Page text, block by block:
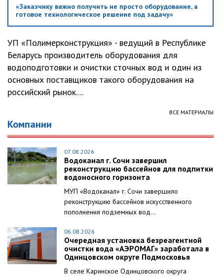
«Заказчику важно получить не просто оборудование, а
готовое технологическое решение под задачу»
УП «Полимерконструкция» - ведущий в Республике
Беларусь производитель оборудования для
водоподготовки и очистки сточных вод и один из
основных поставщиков такого оборудования на
российский рынок....
ВСЕ МАТЕРИАЛЫ
Компании
07.08.2026
Водоканал г. Сочи завершил
реконструкцию бассейнов для подпитки
водоносного горизонта
МУП «Водоканал» г. Сочи завершило
реконструкцию бассейнов искусственного
пополнения подземных вод...
06.08.2026
Очередная установка безреагентной
очистки вода «АЭРОМАГ» заработала в
Одинцовском округе Подмосковья
В селе Каринское Одинцовского округа